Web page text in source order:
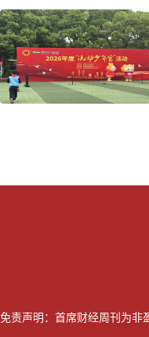
免责声明：首席财经周刊为非